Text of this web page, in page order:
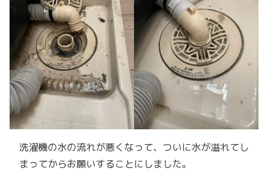
洗濯機の水の流れが悪くなって、ついに水が溢れてし
まってからお願いすることにしました。